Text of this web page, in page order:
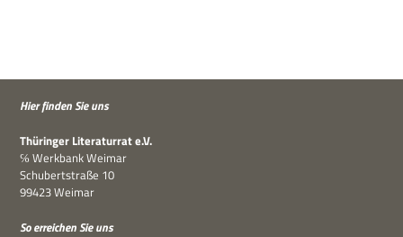
Hier fin­den Sie uns
Thü­rin­ger Lite­ra­tur­rat e.V.
℅ Werk­bank Weimar
Schu­bert­straße 10
99423 Weimar
So errei­chen Sie uns